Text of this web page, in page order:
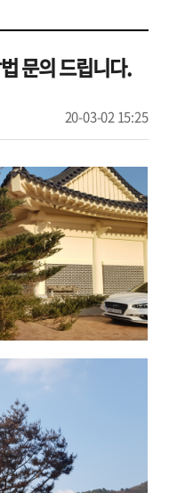
문의 드립니다.
20-03-02 15:25